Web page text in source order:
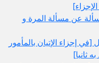
عن مسألة المرة و
[في إجزاء الإتيان بالمأمور
ثانيا]